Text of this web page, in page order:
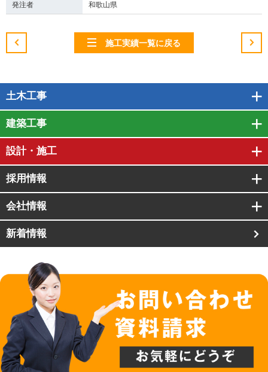
発注者 和歌山県
施工実績一覧に戻る
土木工事
建築工事
設計・施工
採用情報
会社情報
新着情報